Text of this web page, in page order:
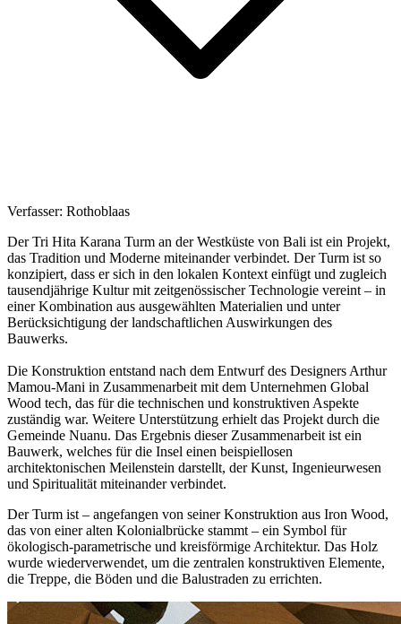
Verfasser: Rothoblaas
DerTri Hita Karana Turm an der Westküste von Bali ist ein Projekt,
das Tradition und Moderne miteinander verbindet. Der Turm ist so
konzipiert, dass er sich in den lokalen Kontext einfügt und zugleich
tausendjährige Kultur mit zeitgenössischer Technologie vereint – in
einer Kombination aus ausgewählten Materialien und unter
Berücksichtigung der landschaftlichen Auswirkungen des
Bauwerks.
Die Konstruktion entstand nach dem Entwurf des Designers Arthur
Mamou-Mani in Zusammenarbeit mit dem Unternehmen Global
Wood tech, das für die technischen und konstruktiven Aspekte
zuständig war. Weitere Unterstützung erhielt das Projekt durch die
Gemeinde Nuanu. Das Ergebnis dieser Zusammenarbeit ist ein
Bauwerk, welches für die Insel einen beispiellosen
architektonischen Meilenstein darstellt, der Kunst, Ingenieurwesen
und Spiritualität miteinander verbindet.
Der Turm ist – angefangen von seiner Konstruktion aus Iron Wood,
das von einer alten Kolonialbrücke stammt – ein Symbol für
ökologisch-parametrische und kreisförmige Architektur. Das Holz
wurde wiederverwendet, um die zentralen konstruktiven Elemente,
die Treppe, die Böden und die Balustraden zu errichten.